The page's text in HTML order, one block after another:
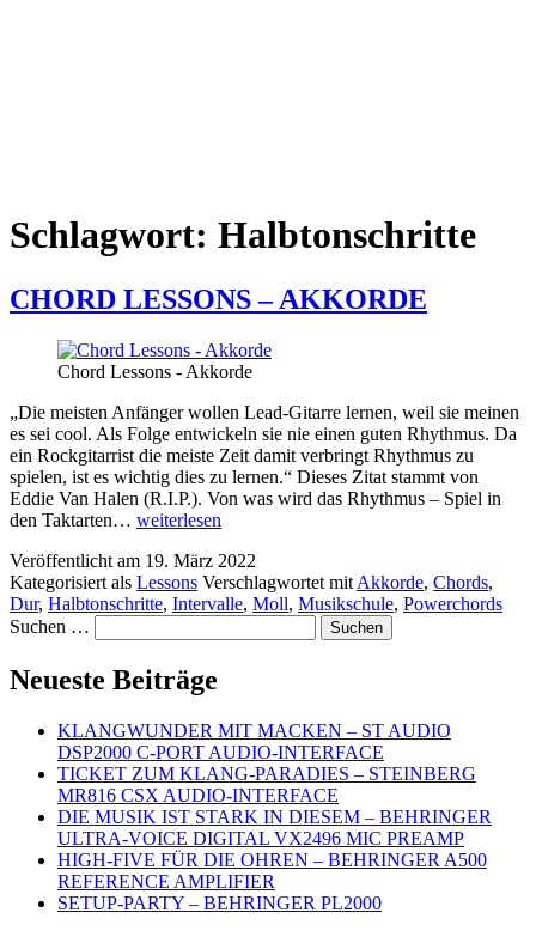
Schlagwort: Halbtonschritte
CHORD LESSONS – AKKORDE
Chord Lessons - Akkorde
„Die meisten Anfänger wollen Lead-Gitarre lernen, weil sie meinen
es sei cool. Als Folge entwickeln sie nie einen guten Rhythmus. Da
ein Rockgitarrist die meiste Zeit damit verbringt Rhythmus zu
spielen, ist es wichtig dies zu lernen.“ Dieses Zitat stammt von
Eddie Van Halen (R.I.P.). Von was wird das Rhythmus – Spiel in
den Taktarten… CHORD
–
AKKORDE
weiterlesen
Veröffentlicht am 19. März 2022
Kategorisiert als Lessons Verschlagwortet mit Akkorde, Chords,
Dur, Halbtonschritte, Intervalle, Moll, Musikschule, Powerchords
Suchen …
Neueste Beiträge
KLANGWUNDER MIT MACKEN – ST AUDIO
DSP2000 C-PORT AUDIO-INTERFACE
TICKET ZUM KLANG-PARADIES – STEINBERG
MR816 CSX AUDIO-INTERFACE
DIE MUSIK IST STARK IN DIESEM – BEHRINGER
ULTRA-VOICE DIGITAL VX2496 MIC PREAMP
HIGH-FIVE FÜR DIE OHREN – BEHRINGER A500
REFERENCE AMPLIFIER
SETUP-PARTY – BEHRINGER PL2000